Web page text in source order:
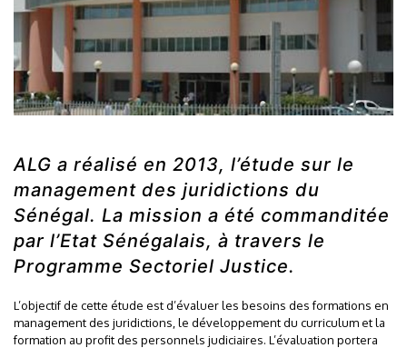
ALG a réalisé en 2013, l’étude sur le
management des juridictions du
Sénégal. La mission a été commanditée
par l’Etat Sénégalais, à travers le
Programme Sectoriel Justice.
L’objectif de cette étude est d’évaluer les besoins des formations en
management des juridictions, le développement du curriculum et la
formation au profit des personnels judiciaires. L’évaluation portera